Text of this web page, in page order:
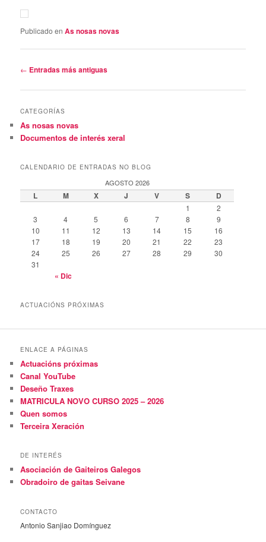
Publicado en As nosas novas
Navegación
entradas
← Entradas más antiguas
CATEGORÍAS
As nosas novas
Documentos de interés xeral
CALENDARIO DE ENTRADAS NO BLOG
AGOSTO 2026
L M X J V S D
1
2
3
4 5 6 7 8
9
10
11 12 13 14 15
16
17
18 19 20 21 22
23
24
25 26 27 28 29
30
31
« Dic
ACTUACIÓNS PRÓXIMAS
ENLACE A PÁGINAS
Actuacións próximas
Canal YouTube
Deseño Traxes
MATRICULA NOVO CURSO 2025 – 2026
Quen somos
Terceira Xeración
DE INTERÉS
Asociación de Gaiteiros Galegos
Obradoiro de gaitas Seivane
CONTACTO
Antonio Sanjiao Domínguez